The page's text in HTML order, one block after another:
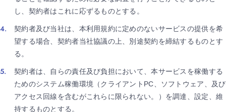
し、契約者はこれに応ずるものとする。
契約者及び当社は、本利用規約に定めのないサービスの提供を希
望する場合、契約者当社協議の上、別途契約を締結するものとす
る。
契約者は、自らの責任及び負担において、本サービスを稼働する
ためのシステム稼働環境（クライアントPC、ソフトウェア、及び
アクセス回線を含むがこれらに限られない。）を調達、設定、維
持するものとする。